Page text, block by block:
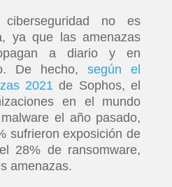
no es
ya que las amenazas
a diario y en
De hecho,según el
2021de Sophos, el
en el mundo
el año pasado,
sufrieron exposición de
28% de ransomware,
amenazas.